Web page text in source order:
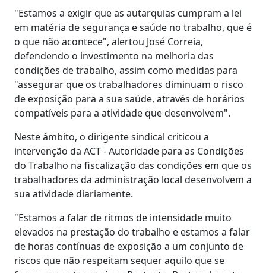
"Estamos a exigir que as autarquias cumpram a lei
em matéria de segurança e saúde no trabalho, que é
o que não acontece", alertou José Correia,
defendendo o investimento na melhoria das
condições de trabalho, assim como medidas para
"assegurar que os trabalhadores diminuam o risco
de exposição para a sua saúde, através de horários
compatíveis para a atividade que desenvolvem".
Neste âmbito, o dirigente sindical criticou a
intervenção da ACT - Autoridade para as Condições
do Trabalho na fiscalização das condições em que os
trabalhadores da administração local desenvolvem a
sua atividade diariamente.
"Estamos a falar de ritmos de intensidade muito
elevados na prestação do trabalho e estamos a falar
de horas contínuas de exposição a um conjunto de
riscos que não respeitam sequer aquilo que se